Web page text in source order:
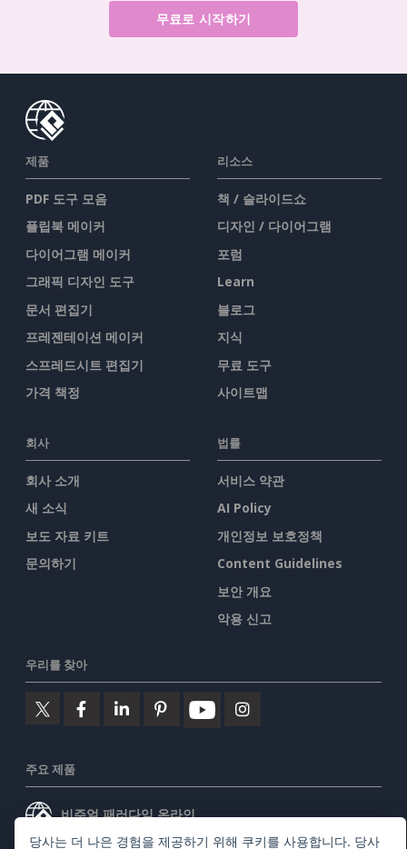
무료로 시작하기
제품
PDF 도구 모음
플립북 메이커
다이어그램 메이커
그래픽 디자인 도구
문서 편집기
프레젠테이션 메이커
스프레드시트 편집기
가격 책정
리소스
책 / 슬라이드쇼
디자인 / 다이어그램
포럼
Learn
블로그
지식
무료 도구
사이트맵
회사
회사 소개
새 소식
보도 자료 키트
문의하기
법률
서비스 약관
AI Policy
개인정보 보호정책
Content Guidelines
보안 개요
악용 신고
우리를 찾아
주요 제품
비주얼 패러다임 온라인
당사는 더 나은 경험을 제공하기 위해 쿠키를 사용합니다. 당사